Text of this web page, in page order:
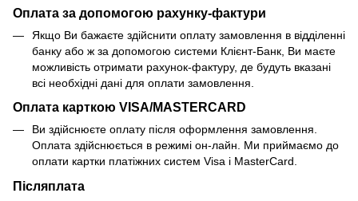
Оплата за допомогою рахунку-фактури
Якщо Ви бажаєте здійснити оплату замовлення в відділенні
банку або ж за допомогою системи Клієнт-Банк, Ви маєте
можливість отримати рахунок-фактуру, де будуть вказані
всі необхідні дані для оплати замовлення.
Оплата карткою VISA/MASTERCARD
Ви здійснюєте оплату після оформлення замовлення.
Оплата здійснюється в режимі он-лайн. Ми приймаємо до
оплати картки платіжних систем Visa і MasterCard.
Післяплата